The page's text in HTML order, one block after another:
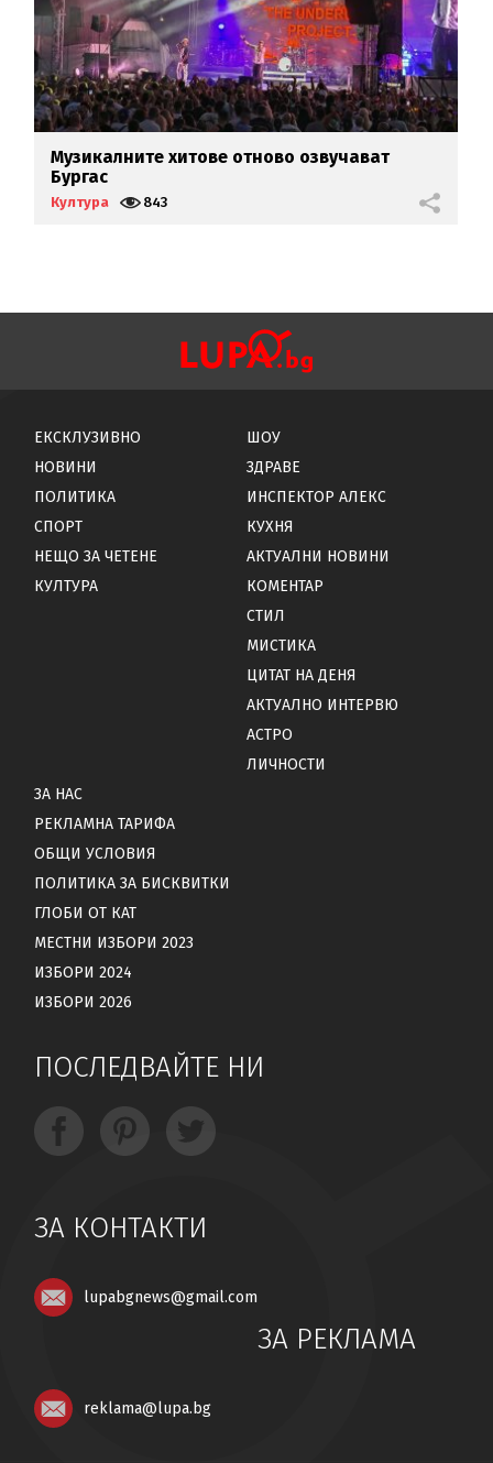
Музикалните хитове отново озвучават
Бургас
Култура 843
ЕКСКЛУЗИВНО
НОВИНИ
ПОЛИТИКА
СПОРТ
НЕЩО ЗА ЧЕТЕНЕ
КУЛТУРА
ШОУ
ЗДРАВЕ
ИНСПЕКТОР АЛЕКС
КУХНЯ
АКТУАЛНИ НОВИНИ
КОМЕНТАР
СТИЛ
МИСТИКА
ЦИТАТ НА ДЕНЯ
АКТУАЛНО ИНТЕРВЮ
АСТРО
ЛИЧНОСТИ
ЗА НАС
РЕКЛАМНА ТАРИФА
ОБЩИ УСЛОВИЯ
ПОЛИТИКА ЗА БИСКВИТКИ
ГЛОБИ ОТ КАТ
МЕСТНИ ИЗБОРИ 2023
ИЗБОРИ 2024
ИЗБОРИ 2026
ПОСЛЕДВАЙТЕ НИ
ЗА КОНТАКТИ
lupabgnews@gmail.com
ЗА РЕКЛАМА
reklama@lupa.bg